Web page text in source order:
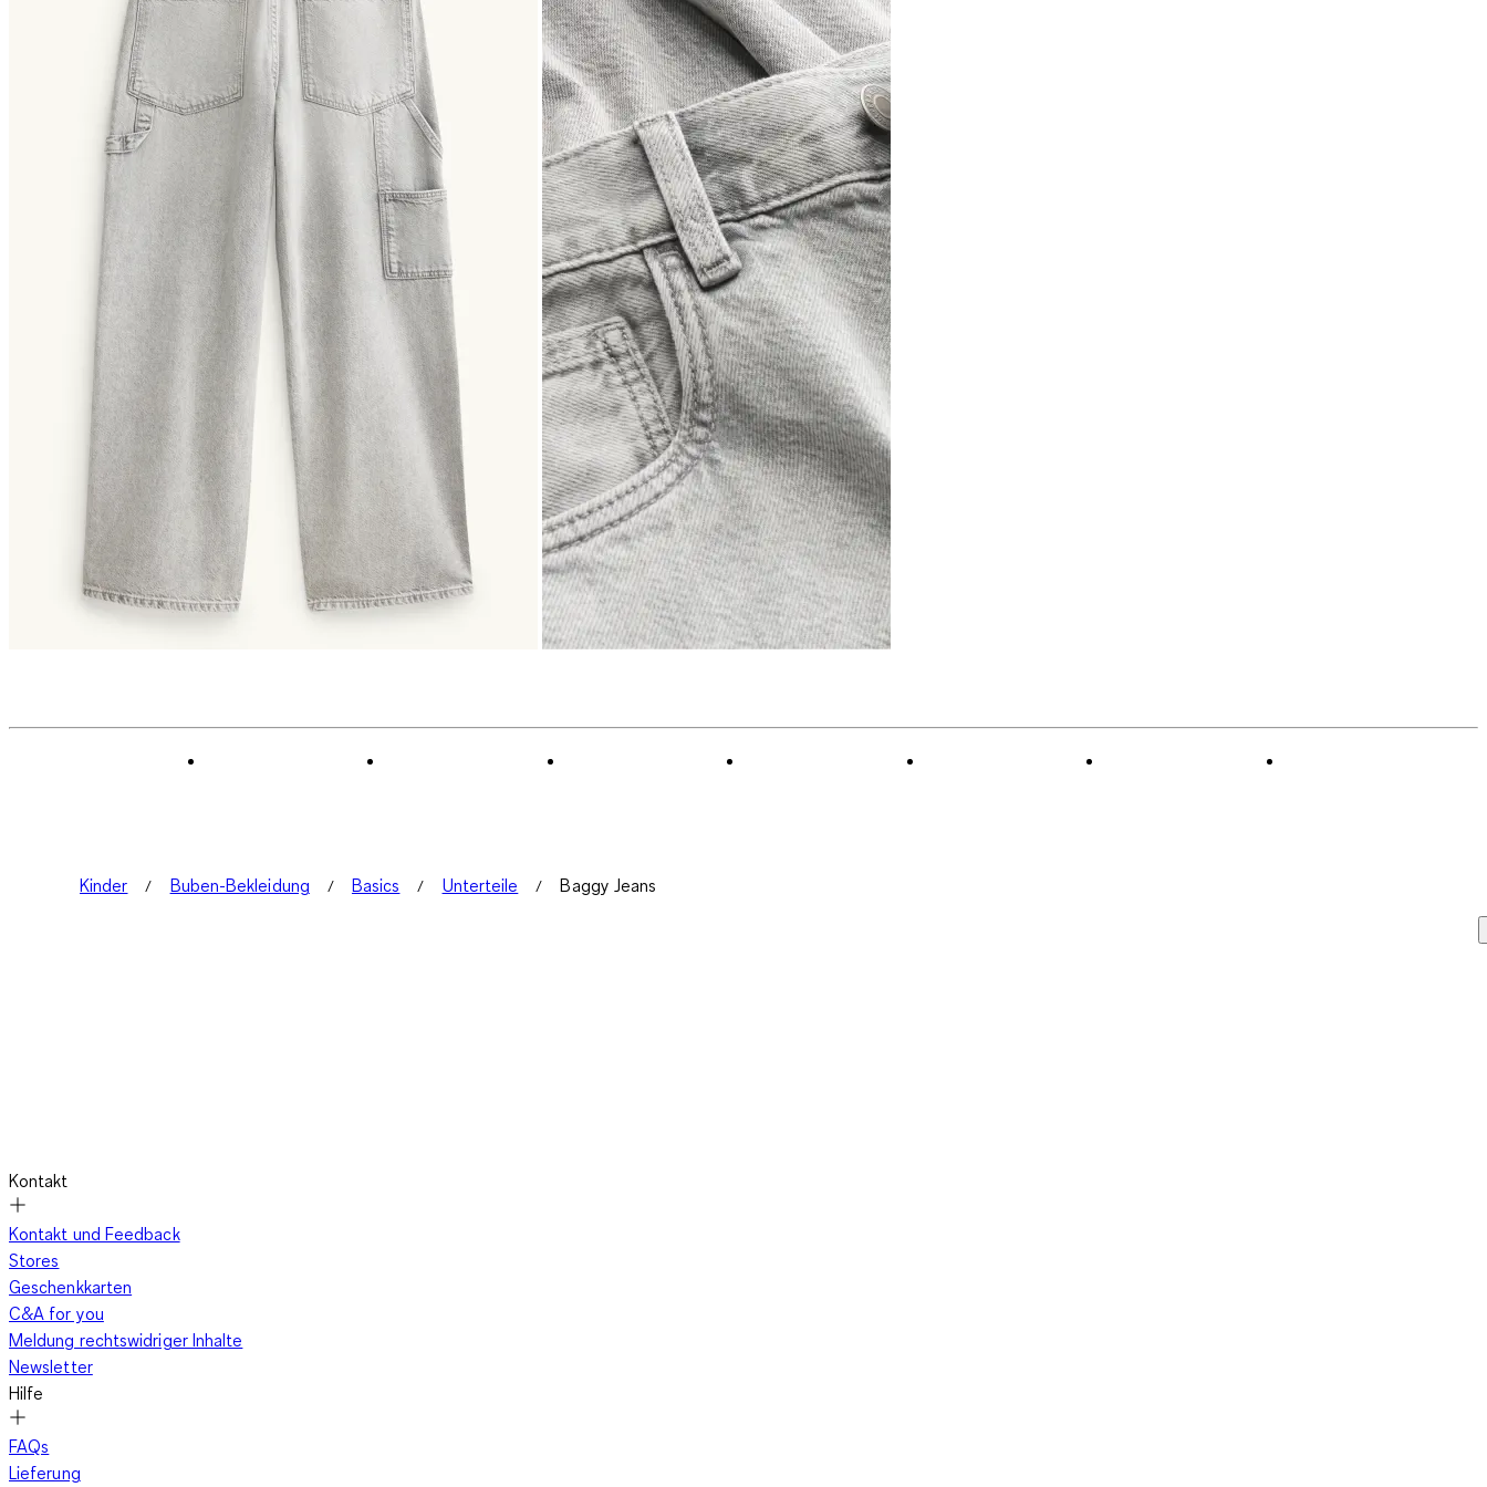
Kinder Buben-Bekleidung Basics Unterteile Baggy Jeans
Kontakt
Kontakt und Feedback
Stores
Geschenkkarten
C&A for you
Meldung rechtswidriger Inhalte
Newsletter
Hilfe
FAQs
Lieferung